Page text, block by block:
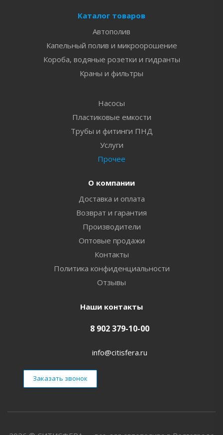
Каталог товаров
Автополив
Капельный полив и микроорошение
Короба, водяные розетки и гидранты
Краны и фильтры
Насосы
Пластиковые емкости
Трубы и фитинги ПНД
Услуги
Прочее
О компании
Доставка и оплата
Возврат и гарантия
Производители
Оптовые продажи
Контакты
Политика конфиденциальности
Отзывы
Наши контакты
8 902 379-10-00
info@citisfera.ru
Заказать звонок